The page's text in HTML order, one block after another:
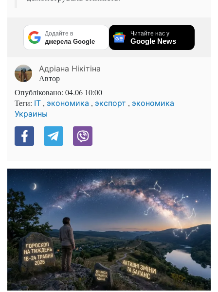
Додайте в
джерела Google
Читайте нас у
Google News
Адріана Нікітіна
Автор
Опубліковано: 04.06 10:00
Теги: IT , экономика , экспорт , экономика
Украины